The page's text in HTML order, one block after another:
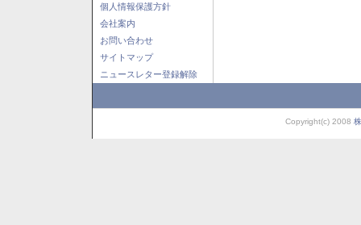
個人情報保護方針
会社案内
お問い合わせ
サイトマップ
ニュースレター登録解除
Copyright(c) 2008